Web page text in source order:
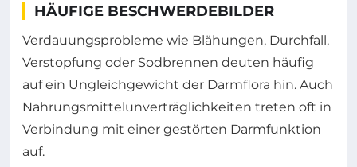
HÄUFIGE BESCHWERDEBILDER
Verdauungsprobleme wie Blähungen, Durchfall,
Verstopfung oder Sodbrennen deuten häufig
auf ein Ungleichgewicht der Darmflora hin. Auch
Nahrungsmittelunverträglichkeiten treten oft in
Verbindung mit einer gestörten Darmfunktion
auf.